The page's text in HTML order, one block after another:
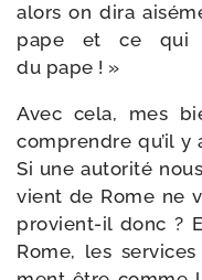
alors on dira
pape et ce qui
du pape ! »
Avec cela, mes
com­prendre qu’il
Si une auto­ri­té
vient de Rome ne
provient-​il donc ?
Rome, les